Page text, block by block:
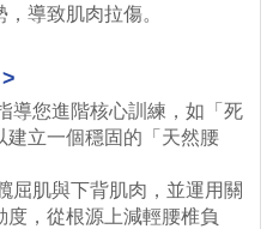
導致肌肉拉傷。
導您進階核心訓練，如「死
建立一個穩固的「天然腰
屈肌與下背肌肉，並運用關
，從根源上減輕腰椎負